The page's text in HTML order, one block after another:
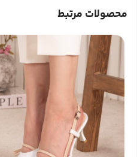
محصولات مرتبط